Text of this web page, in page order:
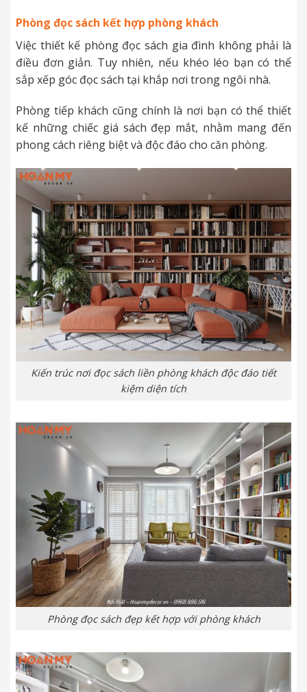
Phòng đọc sách kết hợp phòng khách
Việc thiết kế phòng đọc sách gia đình không phải là
điều đơn giản. Tuy nhiên, nếu khéo léo bạn có thể
sắp xếp góc đọc sách tại khắp nơi trong ngôi nhà.
Phòng tiếp khách cũng chính là nơi bạn có thể thiết
kế những chiếc giá sách đẹp mắt, nhằm mang đến
phong cách riêng biệt và độc đáo cho căn phòng.
Kiến trúc nơi đọc sách liền phòng khách độc đáo tiết
kiệm diện tích
Phòng đọc sách đẹp kết hợp với phòng khách